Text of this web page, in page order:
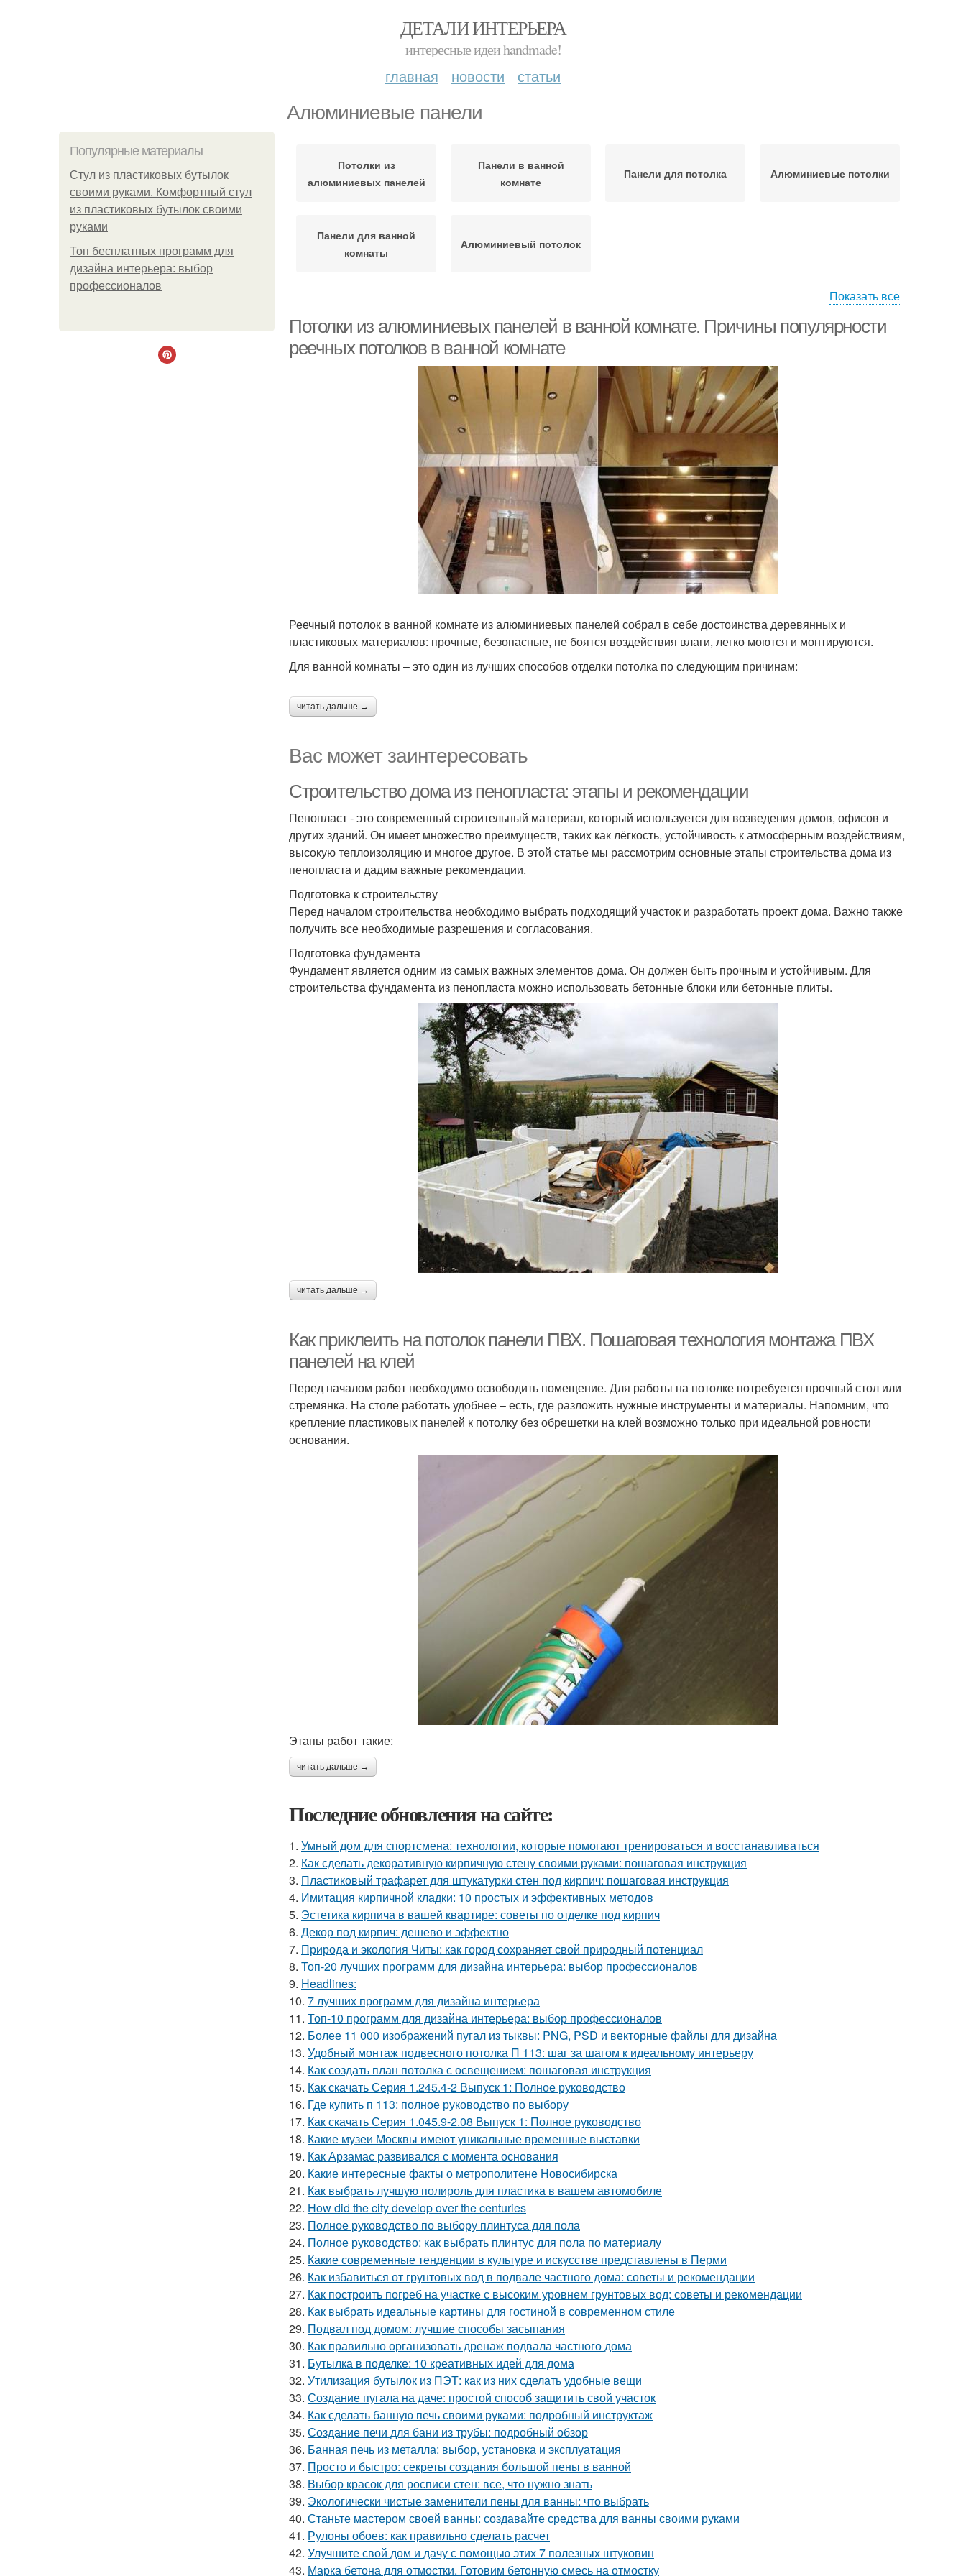
ДЕТАЛИ ИНТЕРЬЕРА
интересные идеи handmade!
главная новости статьи
Алюминиевые панели
Популярные материалы
Стул из пластиковых бутылок
своими руками. Комфортный стул
из пластиковых бутылок своими
руками
Топ бесплатных программ для
дизайна интерьера: выбор
профессионалов
Потолки из
алюминиевых панелей
Панели в ванной
комнате
Панели для потолка Алюминиевые потолки
Панели для ванной
комнаты
Алюминиевый потолок
Показать все
Потолки из алюминиевых панелей в ванной комнате. Причины популярности
реечных потолков в ванной комнате
Реечный потолок в ванной комнате из алюминиевых панелей собрал в себе достоинства деревянных и
пластиковых материалов: прочные, безопасные, не боятся воздействия влаги, легко моются и монтируются.
Для ванной комнаты – это один из лучших способов отделки потолка по следующим причинам:
читать дальше →
Вас может заинтересовать
Строительство дома из пенопласта: этапы и рекомендации
Пенопласт - это современный строительный материал, который используется для возведения домов, офисов и
других зданий. Он имеет множество преимуществ, таких как лёгкость, устойчивость к атмосферным воздействиям,
высокую теплоизоляцию и многое другое. В этой статье мы рассмотрим основные этапы строительства дома из
пенопласта и дадим важные рекомендации.
Подготовка к строительству
Перед началом строительства необходимо выбрать подходящий участок и разработать проект дома. Важно также
получить все необходимые разрешения и согласования.
Подготовка фундамента
Фундамент является одним из самых важных элементов дома. Он должен быть прочным и устойчивым. Для
строительства фундамента из пенопласта можно использовать бетонные блоки или бетонные плиты.
читать дальше →
Как приклеить на потолок панели ПВХ. Пошаговая технология монтажа ПВХ
панелей на клей
Перед началом работ необходимо освободить помещение. Для работы на потолке потребуется прочный стол или
стремянка. На столе работать удобнее – есть, где разложить нужные инструменты и материалы. Напомним, что
крепление пластиковых панелей к потолку без обрешетки на клей возможно только при идеальной ровности
основания.
Этапы работ такие:
читать дальше →
Последние обновления на сайте:
1. Умный дом для спортсмена: технологии, которые помогают тренироваться и восстанавливаться
2. Как сделать декоративную кирпичную стену своими руками: пошаговая инструкция
3. Пластиковый трафарет для штукатурки стен под кирпич: пошаговая инструкция
4. Имитация кирпичной кладки: 10 простых и эффективных методов
5. Эстетика кирпича в вашей квартире: советы по отделке под кирпич
6. Декор под кирпич: дешево и эффектно
7. Природа и экология Читы: как город сохраняет свой природный потенциал
8. Топ-20 лучших программ для дизайна интерьера: выбор профессионалов
9. Headlines:
10. 7 лучших программ для дизайна интерьера
11. Топ-10 программ для дизайна интерьера: выбор профессионалов
12. Более 11 000 изображений пугал из тыквы: PNG, PSD и векторные файлы для дизайна
13. Удобный монтаж подвесного потолка П 113: шаг за шагом к идеальному интерьеру
14. Как создать план потолка с освещением: пошаговая инструкция
15. Как скачать Серия 1.245.4-2 Выпуск 1: Полное руководство
16. Где купить п 113: полное руководство по выбору
17. Как скачать Серия 1.045.9-2.08 Выпуск 1: Полное руководство
18. Какие музеи Москвы имеют уникальные временные выставки
19. Как Арзамас развивался с момента основания
20. Какие интересные факты о метрополитене Новосибирска
21. Как выбрать лучшую полироль для пластика в вашем автомобиле
22. How did the city develop over the centuries
23. Полное руководство по выбору плинтуса для пола
24. Полное руководство: как выбрать плинтус для пола по материалу
25. Какие современные тенденции в культуре и искусстве представлены в Перми
26. Как избавиться от грунтовых вод в подвале частного дома: советы и рекомендации
27. Как построить погреб на участке с высоким уровнем грунтовых вод: советы и рекомендации
28. Как выбрать идеальные картины для гостиной в современном стиле
29. Подвал под домом: лучшие способы засыпания
30. Как правильно организовать дренаж подвала частного дома
31. Бутылка в поделке: 10 креативных идей для дома
32. Утилизация бутылок из ПЭТ: как из них сделать удобные вещи
33. Создание пугала на даче: простой способ защитить свой участок
34. Как сделать банную печь своими руками: подробный инструктаж
35. Создание печи для бани из трубы: подробный обзор
36. Банная печь из металла: выбор, установка и эксплуатация
37. Просто и быстро: секреты создания большой пены в ванной
38. Выбор красок для росписи стен: все, что нужно знать
39. Экологически чистые заменители пены для ванны: что выбрать
40. Станьте мастером своей ванны: создавайте средства для ванны своими руками
41. Рулоны обоев: как правильно сделать расчет
42. Улучшите свой дом и дачу с помощью этих 7 полезных штуковин
43. Марка бетона для отмостки. Готовим бетонную смесь на отмостку